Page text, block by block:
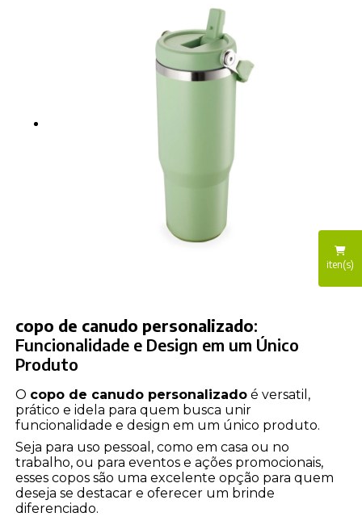
iten(s)
copo de canudo personalizado:
Funcionalidade e Design em um Único
Produto
O copo de canudo personalizado é versatil,
prático e idela para quem busca unir
funcionalidade e design em um único produto.
Seja para uso pessoal, como em casa ou no
trabalho, ou para eventos e ações promocionais,
esses copos são uma excelente opção para quem
deseja se destacar e oferecer um brinde
diferenciado.